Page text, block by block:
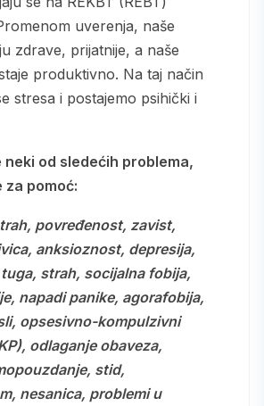
uverenja, naše
zdrave, prijatnije, a naše
produktivno. Na taj način
stresa i postajemo psihički i
za pomoć:
anksioznost, depresija,
strah, socijalna fobija,
napadi panike, agorafobija,
opsesivno-kompulzivni
odlaganje obaveza,
stid,
nesanica, problemi u